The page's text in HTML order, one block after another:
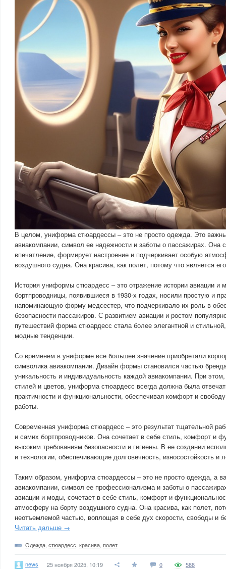
В целом, униформа стюардессы – это не просто одежда. Это
авиакомпании, символ ее надежности и заботы о пассажирах. Она
впечатление, формирует настроение и подчеркивает особую
воздушного судна. Она красива, как полет, потому что является
История униформы стюардесс – это отражение истории авиации и
бортпроводницы, появившиеся в 1930-х годах, носили простую и
напоминающую форму медсестер, что подчеркивало их роль в
безопасности пассажиров. С развитием авиации и ростом
путешествий форма стюардесс стала более элегантной и
модные тенденции.
Со временем в униформе все большее значение приобретали
символика авиакомпании. Дизайн формы становился частью
уникальность и индивидуальность каждой авиакомпании. При
стилей и цветов, униформа стюардесс всегда должна была
практичности и функциональности, обеспечивая комфорт и
работы.
Современная униформа стюардесс – это результат тщательной
и самих бортпроводников. Она сочетает в себе стиль, комфорт и
высоким требованиям безопасности и гигиены. В ее создании
и технологии, обеспечивающие долговечность, износостойкость и
Таким образом, униформа стюардессы – это не просто одежда, а
авиакомпании, символ ее профессионализма и заботы о
авиации и моды, сочетает в себе стиль, комфорт и
атмосферу на борту воздушного судна. Она красива, как полет,
неотъемлемой частью, воплощая в себе дух скорости, свободы и
Читать дальше →
Одежда стюардесс красива полет
news 25 ноября 2025, 10:19 0 588